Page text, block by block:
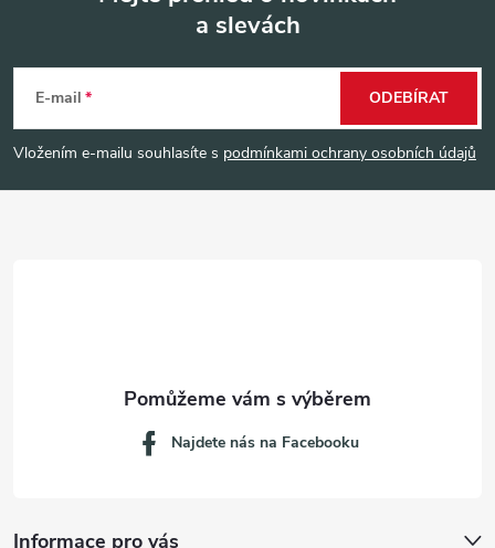
p
a
a slevách
E-mail
Vložením e-mailu souhlasíte s podmínkami ochrany osobních údajů
ODEBÍRAT
Informace pro vás
Najdete nás na Facebooku